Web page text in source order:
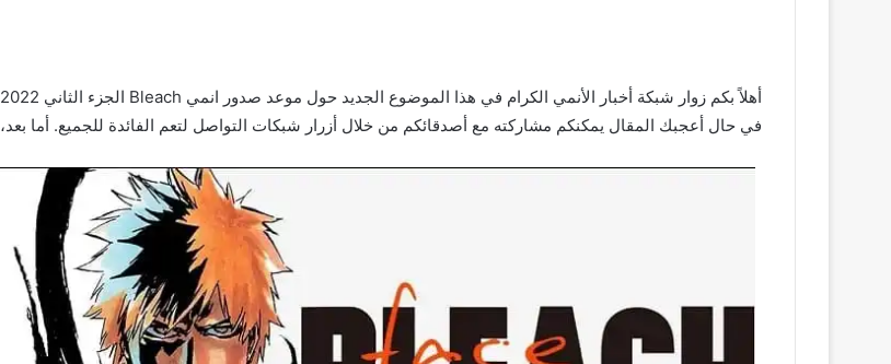
في حال أعجبك المقال يمكنكم مشاركته مع أصدقائكم من خلال أزرار شبكات التواصل لتعم الفائدة للجميع. أما بعد،